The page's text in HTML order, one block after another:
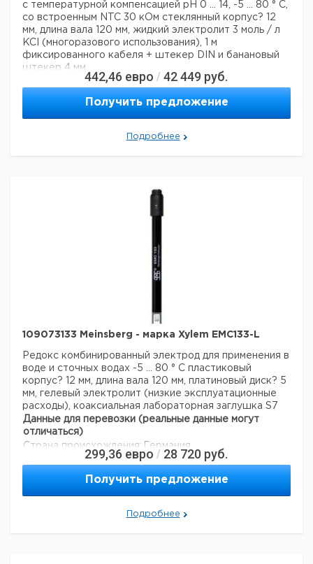
с температурной компенсацией pH 0 ... 14, -5 ... 80 ° C,
со встроенным NTC 30 кОм стеклянный корпус? 12
мм, длина вала 120 мм, жидкий электролит 3 моль / л
KCI (многоразового использования), 1 м
фиксированного кабеля + штекер DIN и банановый
штекер 4 мм
Данные для перевозки (реальные данные могут
отличаться)
Страна происхождения: Германия
442,46 евро / 42 449 руб.
Получить предложение
Подробнее
109073133 Meinsberg - марка Xylem EMC133-L
Редокс комбинированный электрод для применения в
воде и сточных водах -5 ... 80 ° С пластиковый
корпус? 12 мм, длина вала 120 мм, платиновый диск? 5
мм, гелевый электролит (низкие эксплуатационные
расходы), коаксиальная лабораторная заглушка S7
Данные для перевозки (реальные данные могут
отличаться)
Страна происхождения: Германия
299,36 евро / 28 720 руб.
Получить предложение
Подробнее